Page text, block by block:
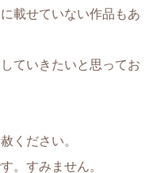
に載せていない作品もあ
ていきたいと思ってお
ください。
。すみません。